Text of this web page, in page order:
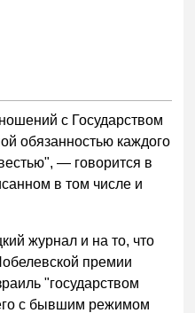
с Государством
обязанностью каждого
— говорится в
в том числе и
журнал и на то, что
премии
"государством
с бывшим режимом